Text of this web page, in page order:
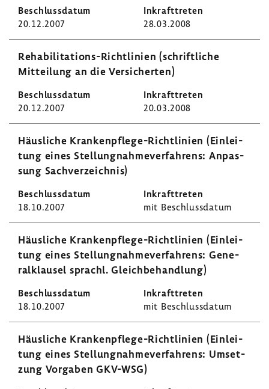
20.12.2007 28.03.2008
Rehabilitations-​Richtlinien (schrift­liche
Mittei­lung an die Versi­cherten)
20.12.2007 20.03.2008
Häus­liche Krankenpflege-​Richtlinien (Einlei­
tung eines Stel­lung­nah­me­ver­fah­rens: Anpas­
sung Sach­ver­zeichnis)
18.10.2007 mit Beschluss­datum
Häus­liche Krankenpflege-​Richtlinien (Einlei­
tung eines Stel­lung­nah­me­ver­fah­rens: Gene­
ral­klausel sprachl. Gleich­be­hand­lung)
18.10.2007 mit Beschluss­datum
Häus­liche Krankenpflege-​Richtlinien (Einlei­
tung eines Stel­lung­nah­me­ver­fah­rens: Umset­
zung Vorgaben GKV-WSG)